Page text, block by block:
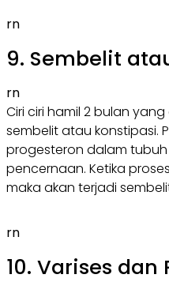
rn
9. Sembelit
rn
Ciri ciri hamil 2 bulan
sembelit atau konstipasi.
progesteron dalam
pencernaan. Ketika
maka akan terjadi
rn
10. Varises